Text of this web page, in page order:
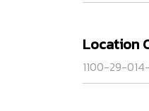
Location
1100-29-